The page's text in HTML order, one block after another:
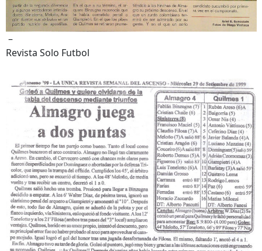
–
Revista Solo Futbol